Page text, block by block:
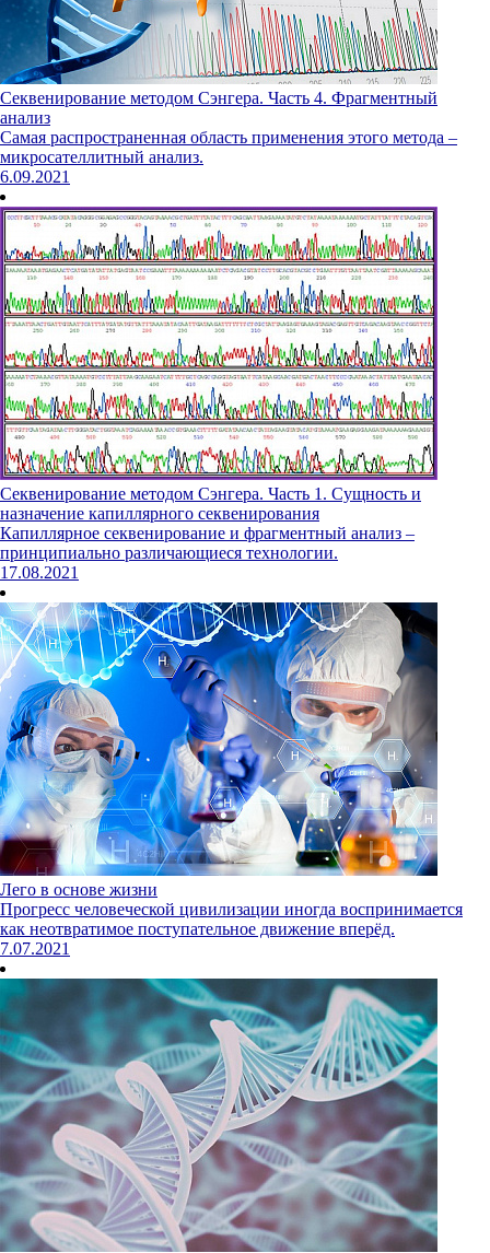
Секвенирование методом Сэнгера. Часть 4. Фрагментный
анализ
Самая распространенная область применения этого метода –
микросателлитный анализ.
6.09.2021
Секвенирование методом Сэнгера. Часть 1. Сущность и
назначение капиллярного секвенирования
Капиллярное секвенирование и фрагментный анализ –
принципиально различающиеся технологии.
17.08.2021
Лего в основе жизни
Прогресс человеческой цивилизации иногда воспринимается
как неотвратимое поступательное движение вперёд.
7.07.2021